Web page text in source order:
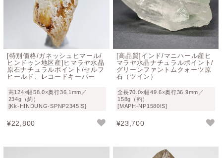
[特別価格/ガネッシュヒマール/
ヒンドゥン地区産]ヒマラヤ水晶
原石ナチュラルポイント/セルフ
ヒールド、レコードキーパー
高124×幅58.0×奥行36.1mm／
234g（約）
[Kk-HINDUNG-SPNP2345IS]
¥22,800
[高品質]インド/マニハール産ヒ
マラヤ水晶ナチュラルポイント/
グリーンファントムクォーツ原
石（ツイン）
全長70.0×幅49.6×奥行36.9mm／
158g（約）
[MAPH-NP1580IS]
¥23,700